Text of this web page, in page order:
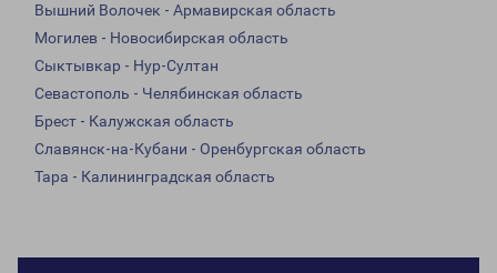
Вышний Волочек - Армавирская область
Могилев - Новосибирская область
Сыктывкар - Нур-Султан
Севастополь - Челябинская область
Брест - Калужская область
Славянск-на-Кубани - Оренбургская область
Тара - Калининградская область